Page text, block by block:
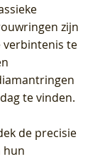
zijn
verbintenis te
te vinden.
de precisie
hun